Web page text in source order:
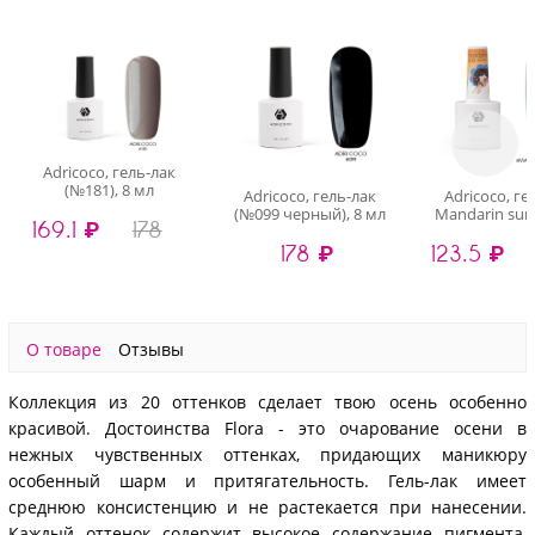
Adricoco, гель-лак
(№181), 8 мл
169.1 ₽ 178
Adricoco, гель-лак
(№099 черный), 8 мл
178 ₽
Adricoco,
Mandarin
123.5 ₽
О товаре Отзывы
Коллекция из 20 оттенков сделает твою осень особенно
красивой. Достоинства Flora - это очарование осени в
нежных чувственных оттенках, придающих маникюру
особенный шарм и притягательность. Гель-лак имеет
среднюю консистенцию и не растекается при нанесении.